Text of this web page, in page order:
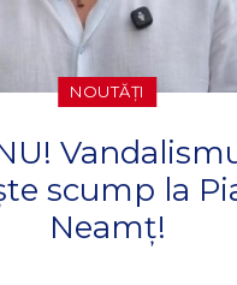
NOUTĂȚI
scump la
Neamț!